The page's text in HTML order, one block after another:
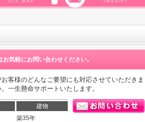
お気軽にお問い合わせください。
客様のどんなご要望にも対応させていただきま
一生懸命サポートいたします。
建物
築35年